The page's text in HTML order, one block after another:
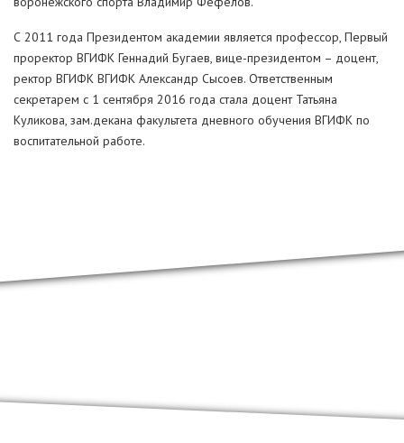
С 2011 года Президентом академии является профессор, Первый
проректор ВГИФК Геннадий Бугаев, вице-президентом – доцент,
ректор ВГИФК ВГИФК Александр Сысоев. Ответственным
секретарем с 1 сентября 2016 года стала доцент Татьяна
Куликова, зам.декана факультета дневного обучения ВГИФК по
воспитательной работе.